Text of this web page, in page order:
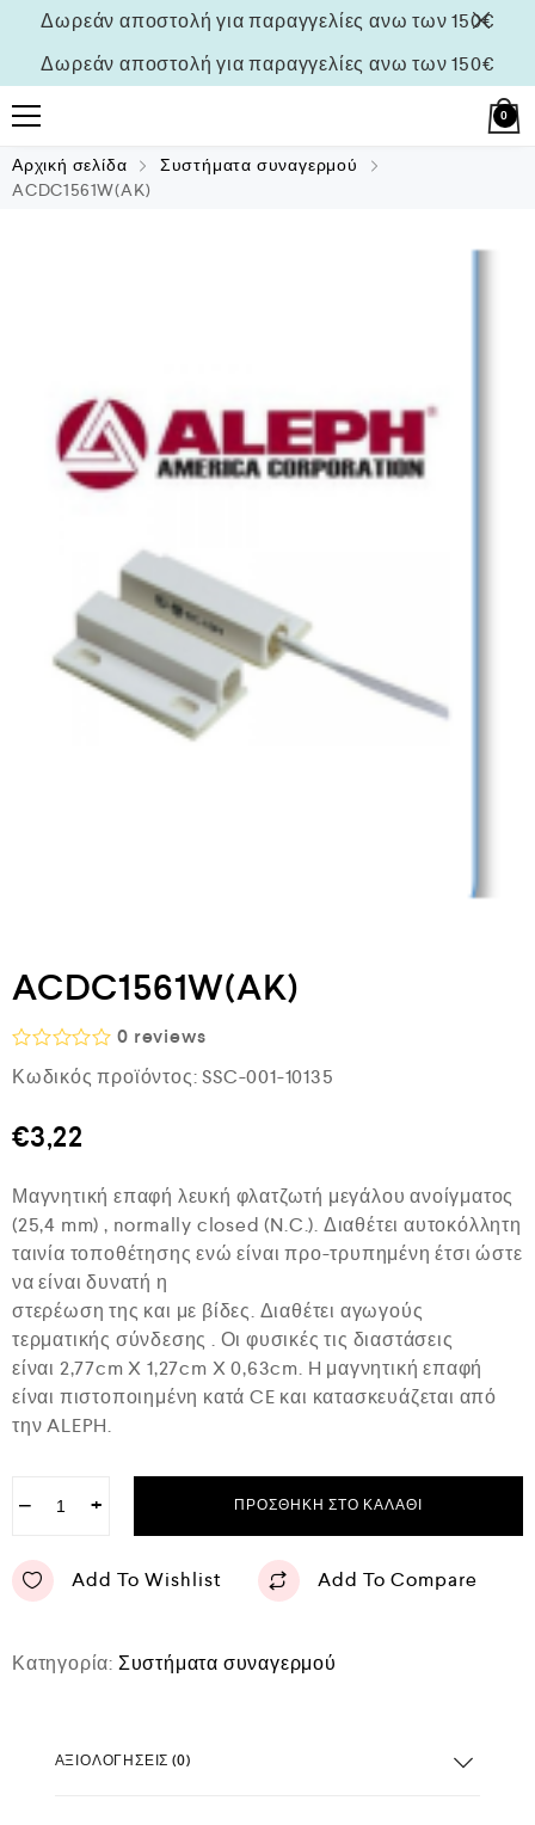
Δωρεάν αποστολή για παραγγελίες ανω των 150€
Δωρεάν αποστολή για παραγγελίες ανω των 150€
0
Αρχική σελίδα
Συστήματα συναγερμού
ACDC1561W(AK)
ACDC1561W(AK)
Β
α
μ
ο
γ
ή
θ
η
κ
ε
μ
ε
α
π
ό
5
0 reviews
Κωδικός προϊόντος: SSC-001-10135
€3,22
Μαγνητική επαφή λευκή φλατζωτή μεγάλου ανοίγματος
(25,4 mm) , normally closed (N.C.). Διαθέτει αυτοκόλλητη
ταινία τοποθέτησης ενώ είναι προ-τρυπημένη έτσι ώστε
να είναι δυνατή η
στερέωση της και με βίδες. Διαθέτει αγωγούς
τερματικής σύνδεσης . Οι φυσικές τις διαστάσεις
είναι 2,77cm X 1,27cm X 0,63cm. H μαγνητική επαφή
είναι πιστοποιημένη κατά CE και κατασκευάζεται από
την ALEPH.
− + ΠΡΟΣΘΉΚΗ ΣΤΟ ΚΑΛΆΘΙ
Add To Wishlist Add To Compare
Κατηγορία: Συστήματα συναγερμού
ΑΞΙΟΛΟΓΉΣΕΙΣ (0)